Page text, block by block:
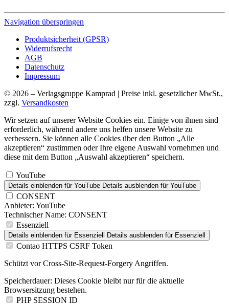
Navigation überspringen
Produktsicherheit (GPSR)
Widerrufsrecht
AGB
Datenschutz
Impressum
© 2026 – Verlagsgruppe Kamprad | Preise inkl. gesetzlicher MwSt.,
zzgl. Versandkosten
Wir setzen auf unserer Website Cookies ein. Einige von ihnen sind
erforderlich, während andere uns helfen unsere Website zu
verbessern. Sie können alle Cookies über den Button „Alle
akzeptieren“ zustimmen oder Ihre eigene Auswahl vornehmen und
diese mit dem Button „Auswahl akzeptieren“ speichern.
YouTube
Details einblenden für YouTube Details ausblenden für YouTube
CONSENT
Anbieter: YouTube
Technischer Name: CONSENT
Essenziell
Details einblenden für Essenziell Details ausblenden für Essenziell
Contao HTTPS CSRF Token
Schützt vor Cross-Site-Request-Forgery Angriffen.
Speicherdauer: Dieses Cookie bleibt nur für die aktuelle
Browsersitzung bestehen.
PHP SESSION ID